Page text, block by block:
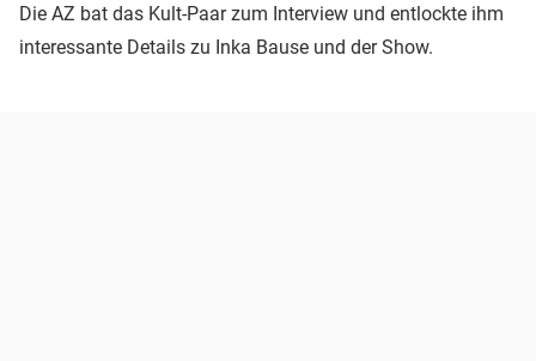
Die AZ bat das Kult-Paar zum Interview und entlockte ihm
interessante Details zu Inka Bause und der Show.